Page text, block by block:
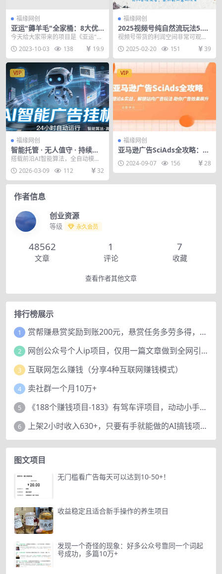
福缘网创
亚运"薅羊毛"全家桶：8大优
惠福利随易挑（附全套教程）
今天给大家带来的项目是《亚运"薅
羊毛"全家桶：8大优惠福利随...
2023-10-03 138 19.9
福缘网创
2025视频号纯自然流玩法5.
0，绿色正规高佣金，操作爆
款门槛低，变现收益单月轻松
过万
视频号带货的利润空间非常可观！
正常情况下，利润在 30% – 60%...
2025-02-20 151 39
VIP
福缘网创
智能托管 · 无人值守 · 持续变
现，一键启动即可稳定收益
搭载前沿AI智能算法，全自动模拟
广告播放，24小时不间断运行。无
需人工操作、无需...
2026-03-09 112 32
VIP
福缘网创
亚马逊广告SciAds全攻略：理
助你广告效果飙升
2024-09-07 156 28
作者信息
创业资源
等级 永久会员
48562
文章
1
评论
7
收藏
查看作者其他文章
排行榜展示
1 赏帮赚悬赏奖励到账200元，悬赏任务多劳多得，人人可做。
2 网创公众号个人ip项目，仅用一篇文章做到全网引流！
3 互联网怎么赚钱（分享4种互联网赚钱模式）
4 卖社群一个月10万+
5 《188个赚钱项目-183》有驾车评项目，动动小手，复制粘贴赚44元！
6 上架2小时收入630+，只要有手就能做的AI搞钱项目，奶奶看完都能学会!
图文项目
无门槛看广告每天可以达到10-50+！
收益稳定且适合新手操作的养生项目
发现一个奇怪的现象：好多公众号靠同一个词起
号成功，多篇10万+